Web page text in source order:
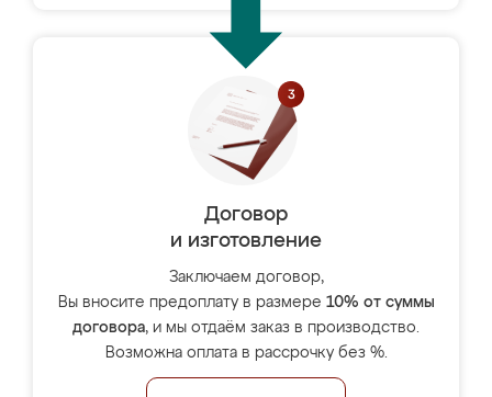
Договор
и изготовление
Заключаем договор,
Вы вносите предоплату в размере 10% от суммы
договора, и мы отдаём заказ в производство.
Возможна оплата в рассрочку без %.